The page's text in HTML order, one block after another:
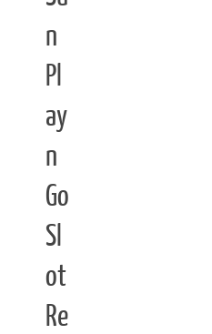
n
Pl
ay
n
Go
Sl
ot
Re